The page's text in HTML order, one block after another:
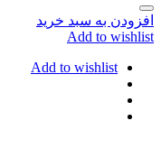
افزودن به سبد خرید
Add to wishlist
Add to wishlist